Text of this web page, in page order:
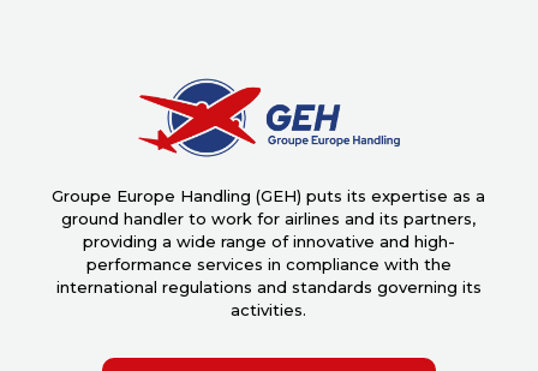
Groupe Europe Handling (GEH) puts its expertise as a
ground handler to work for airlines and its partners,
providing a wide range of innovative and high-
performance services in compliance with the
international regulations and standards governing its
activities.